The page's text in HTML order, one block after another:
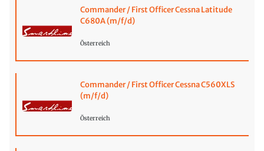
Commander / First Officer Cessna Latitude
C680A (m/f/d)
Österreich
Commander / First Officer Cessna C560XLS
(m/f/d)
Österreich